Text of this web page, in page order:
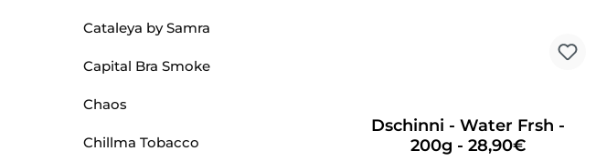
Cataleya by Samra
Capital Bra Smoke
Chaos
Chillma Tobacco
Dschinni - Water Frsh -
200g - 28,90€